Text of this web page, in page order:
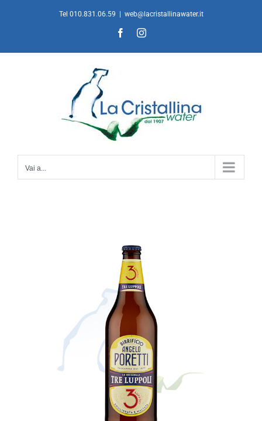
Tel 010.831.06.59 web@lacristallinawater.it
FacebookInstagram
Vai a...